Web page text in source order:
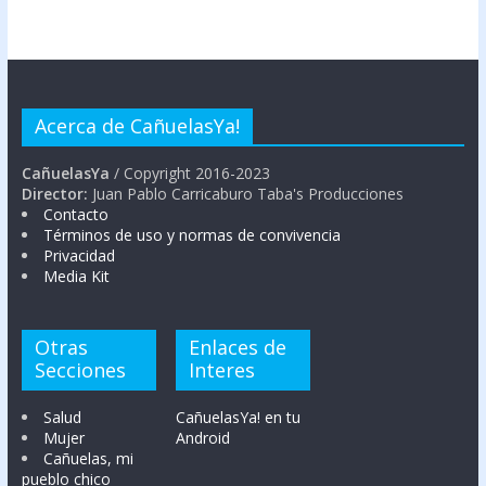
Acerca de CañuelasYa!
CañuelasYa / Copyright 2016-2023
Director: Juan Pablo Carricaburo Taba's Producciones
Contacto
Términos de uso y normas de convivencia
Privacidad
Media Kit
Otras
Secciones
Salud
Mujer
Cañuelas, mi
pueblo chico
Enlaces de
Interes
CañuelasYa! en tu
Android